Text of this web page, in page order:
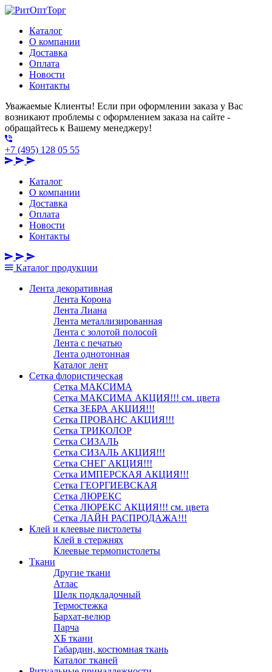
Каталог
О компании
Доставка
Оплата
Новости
Контакты
Уважаемые Клиенты! Если при оформлении заказа у Вас
возникают проблемы с оформлением заказа на сайте -
обращайтесь к Вашему менеджеру!
+7 (495) 128 05 55
Каталог
О компании
Доставка
Оплата
Новости
Контакты
Каталог продукции
Лента декоративная
Лента Корона
Лента Лиана
Лента металлизированная
Лента с золотой полосой
Лента с печатью
Лента однотонная
Каталог лент
Сетка флористическая
Сетка МАКСИМА
Сетка МАКСИМА АКЦИЯ!!! см. цвета
Сетка ЗЕБРА АКЦИЯ!!!
Сетка ПРОВАНС АКЦИЯ!!!
Сетка ТРИКОЛОР
Сетка СИЗАЛЬ
Сетка СИЗАЛЬ АКЦИЯ!!!
Сетка СНЕГ АКЦИЯ!!!
Сетка ИМПЕРСКАЯ АКЦИЯ!!!
Сетка ГЕОРГИЕВСКАЯ
Сетка ЛЮРЕКС
Сетка ЛЮРЕКС АКЦИЯ!!! см. цвета
Сетка ЛАЙН РАСПРОДАЖА!!!
Клей и клеевые пистолеты
Клей в стержнях
Клеевые термопистолеты
Ткани
Другие ткани
Атлас
Шелк подкладочный
Термостежка
Бархат-велюр
Парча
ХБ ткани
Габардин, костюмная ткань
Каталог тканей